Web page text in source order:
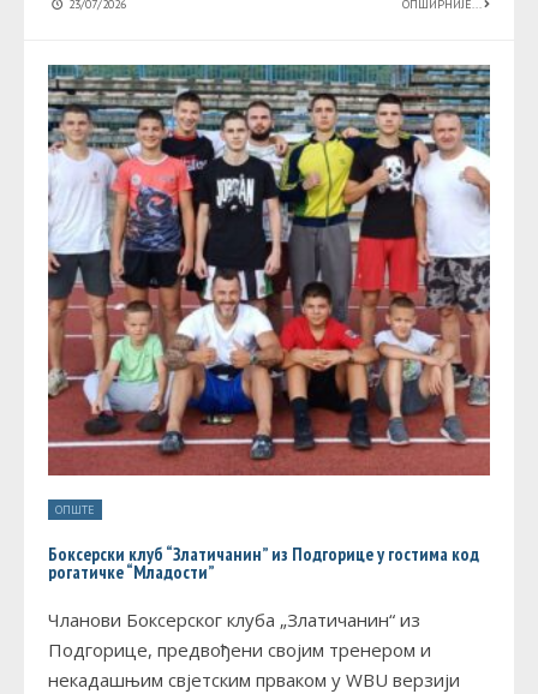
23/07/2026 ОПШИРНИЈЕ...
ОПШТЕ
Боксерски клуб “Златичанин” из Подгорице у гостима код
рогатичке “Младости”
Чланови Боксерског клуба „Златичанин“ из
Подгорице, предвођени својим тренером и
некадашњим свјетским прваком у WBU верзији